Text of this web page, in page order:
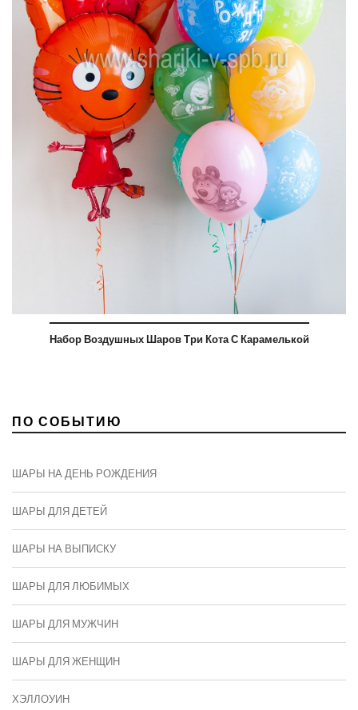
Набор Воздушных Шаров Три Кота С Карамелькой
ПО СОБЫТИЮ
ШАРЫ НА ДЕНЬ РОЖДЕНИЯ
ШАРЫ ДЛЯ ДЕТЕЙ
ШАРЫ НА ВЫПИСКУ
ШАРЫ ДЛЯ ЛЮБИМЫХ
ШАРЫ ДЛЯ МУЖЧИН
ШАРЫ ДЛЯ ЖЕНЩИН
ХЭЛЛОУИН